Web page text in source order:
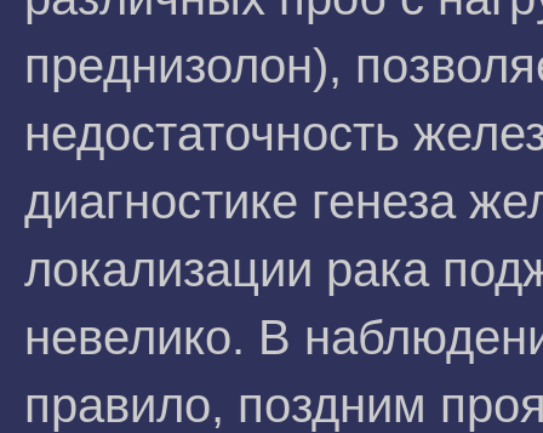
преднизолон),
недостаточность
диагностике генеза
локализации рака
невелико. В
правило, поздним